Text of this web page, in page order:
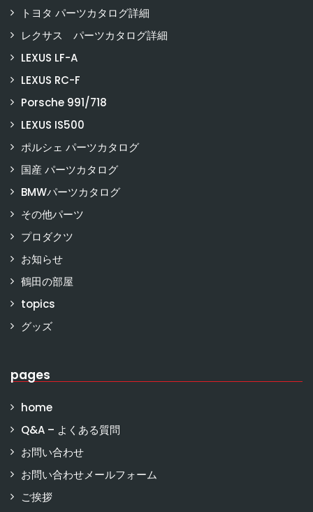
トヨタ パーツカタログ詳細
レクサス パーツカタログ詳細
LEXUS LF-A
LEXUS RC-F
Porsche 991/718
LEXUS IS500
ポルシェ パーツカタログ
国産 パーツカタログ
BMWパーツカタログ
その他パーツ
プロダクツ
お知らせ
鶴田の部屋
topics
グッズ
pages
home
Q&A – よくある質問
お問い合わせ
お問い合わせメールフォーム
ご挨拶